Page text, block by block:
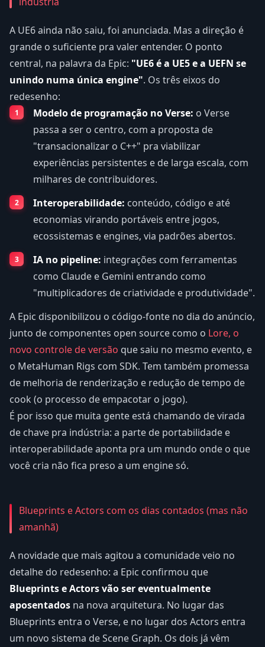
A UE6 ainda não saiu, foi anunciada. Mas a direção é
grande o suficiente pra valer entender. O ponto
central, na palavra da Epic: "UE6 é a UE5 e a UEFN se
unindo numa única engine". Os três eixos do
redesenho:
Modelo de programação no Verse: o Verse
passa a ser o centro, com a proposta de
"transacionalizar o C++" pra viabilizar
experiências persistentes e de larga escala, com
milhares de contribuidores.
Interoperabilidade: conteúdo, código e até
economias virando portáveis entre jogos,
ecossistemas e engines, via padrões abertos.
IA no pipeline: integrações com ferramentas
como Claude e Gemini entrando como
"multiplicadores de criatividade e produtividade".
A Epic disponibilizou o código-fonte no dia do anúncio,
junto de componentes open source como o Lore, o
novo controle de versão que saiu no mesmo evento, e
o MetaHuman Rigs com SDK. Tem também promessa
de melhoria de renderização e redução de tempo de
cook (o processo de empacotar o jogo).
É por isso que muita gente está chamando de virada
de chave pra indústria: a parte de portabilidade e
interoperabilidade aponta pra um mundo onde o que
você cria não fica preso a um engine só.
Blueprints e Actors com os dias contados (mas não
amanhã)
A novidade que mais agitou a comunidade veio no
detalhe do redesenho: a Epic confirmou que
Blueprints e Actors vão ser eventualmente
aposentados na nova arquitetura. No lugar das
Blueprints entra o Verse, e no lugar dos Actors entra
um novo sistema de Scene Graph. Os dois já vêm